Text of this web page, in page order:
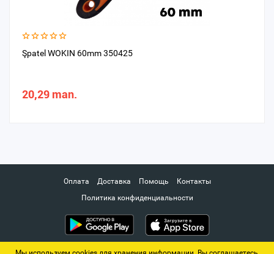
Şpatel WOKIN 60mm 350425
20,29 man.
Оплата Доставка Помощь
Контакты
Политика конфиденциальности